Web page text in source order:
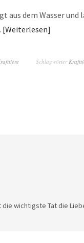
aus dem Wasser
Weiterlesen
Schlagwörter
die wichtigste Tat die